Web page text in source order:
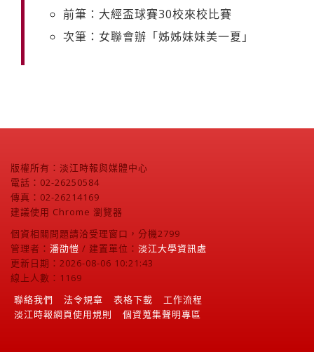
前筆：大經盃球賽30校來校比賽
次筆：女聯會辦「姊姊妹妹美一夏」
版權所有：淡江時報與媒體中心
電話：02-26250584
傳真：02-26214169
建議使用 Chrome 瀏覽器
個資相關問題請洽受理窗口，分機2799
管理者： 潘劭愷 / 建置單位： 淡江大學資訊處
更新日期：2026-08-06 10:21:43
線上人數：1169
聯絡我們
法令規章 表格下載
工作流程
淡江時報網頁使用規則
個資蒐集聲明專區